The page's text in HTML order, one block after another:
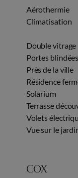
Aérothermie
Climatisation
Double vitrage
Portes blindées
Près de la ville
Résidence
Solarium
Terrasse
Volets
Vue sur le
COX